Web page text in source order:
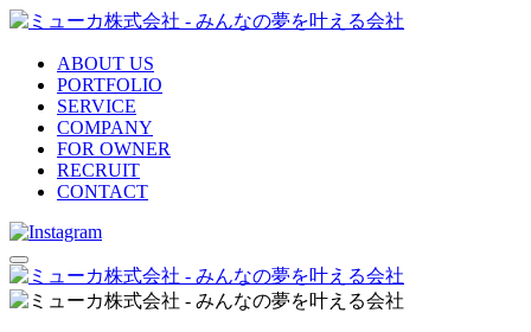
ABOUT US
PORTFOLIO
SERVICE
COMPANY
FOR OWNER
RECRUIT
CONTACT